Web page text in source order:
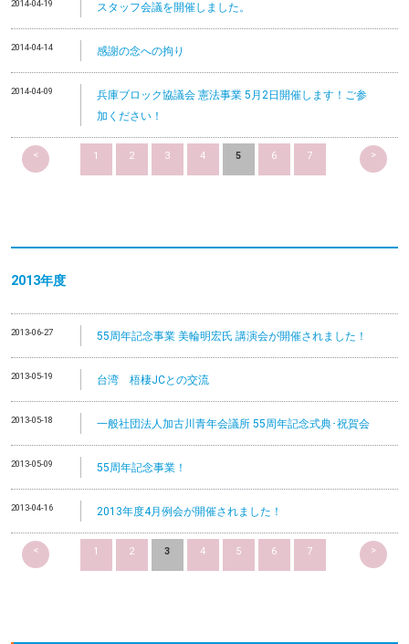
2014-04-19 スタッフ会議を開催しました。
2014-04-14 感謝の念への拘り
2014-04-09
兵庫ブロック協議会 憲法事業 5月2日開催します！ご参
加ください！
< 1 2 3 4 5 6 7 >
2013年度
2013-06-27 55周年記念事業 美輪明宏氏 講演会が開催されました！
2013-05-19 台湾 梧棲JCとの交流
2013-05-18 一般社団法人加古川青年会議所 55周年記念式典･祝賀会
2013-05-09 55周年記念事業！
2013-04-16 2013年度4月例会が開催されました！
< 1 2 3 4 5 6 7 >